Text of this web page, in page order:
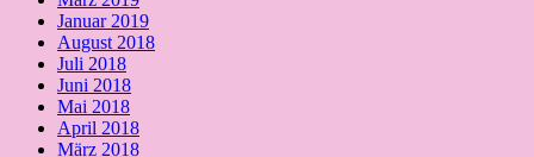
Januar 2019
August 2018
Juli 2018
Juni 2018
Mai 2018
April 2018
März 2018